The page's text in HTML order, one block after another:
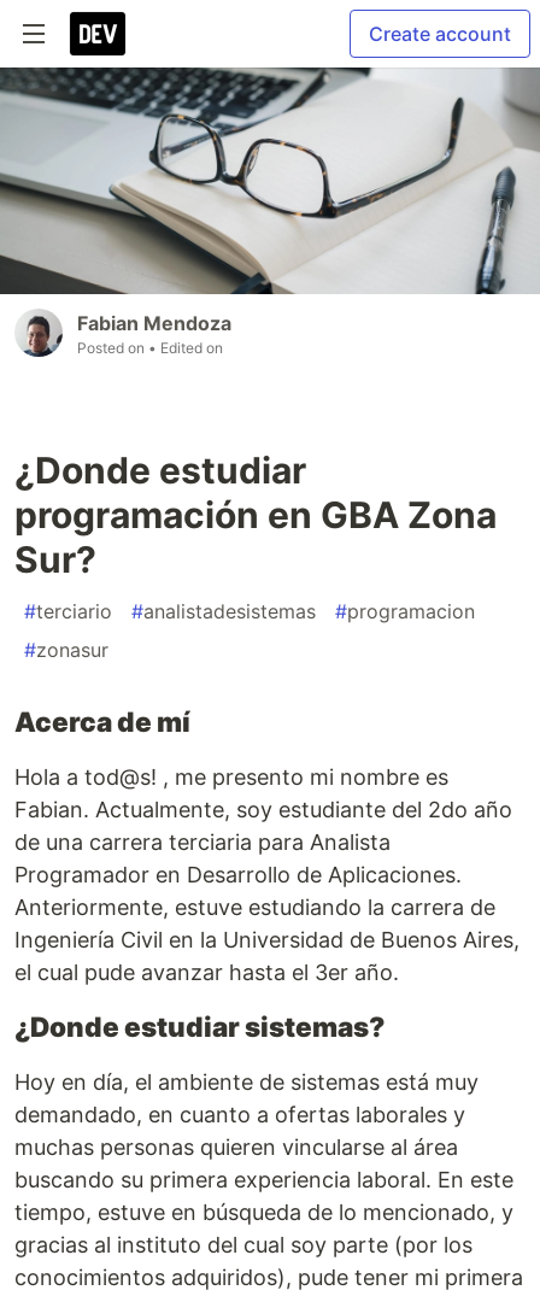
Create account
Fabian Mendoza
Posted on • Edited on
¿Donde estudiar
programación en GBA Zona
Sur?
#terciario #analistadesistemas #programacion
#zonasur
Acerca de mí
Hola a tod@s! , me presento mi nombre es
Fabian. Actualmente, soy estudiante del 2do año
de una carrera terciaria para Analista
Programador en Desarrollo de Aplicaciones.
Anteriormente, estuve estudiando la carrera de
Ingeniería Civil en la Universidad de Buenos Aires,
el cual pude avanzar hasta el 3er año.
¿Donde estudiar sistemas?
Hoy en día, el ambiente de sistemas está muy
demandado, en cuanto a ofertas laborales y
muchas personas quieren vincularse al área
buscando su primera experiencia laboral. En este
tiempo, estuve en búsqueda de lo mencionado, y
gracias al instituto del cual soy parte (por los
conocimientos adquiridos), pude tener mi primera